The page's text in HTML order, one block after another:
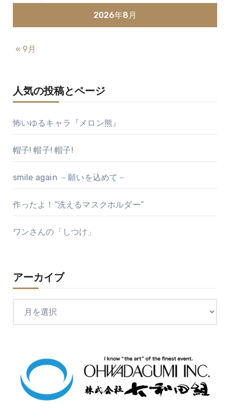
2026年8月
« 9月
人気の投稿とページ
怖いゆるキャラ『メロン熊』
帽子! 帽子! 帽子!
smile again －願いを込めて－
作ったよ！“洗えるマスクホルダー”
ワンさんの「しつけ」
アーカイブ